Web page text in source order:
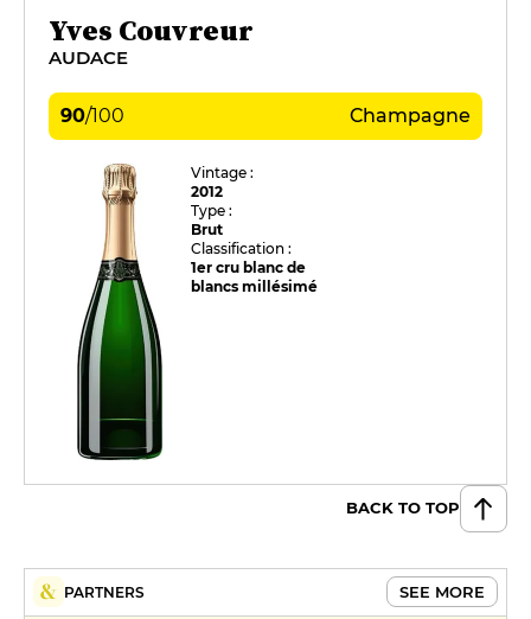
Yves Couvreur
AUDACE
90/100 Champagne
Vintage :
2012
Type :
Brut
Classification :
1er cru blanc de
blancs millésimé
BACK TO TOP
PARTNERS SEE MORE